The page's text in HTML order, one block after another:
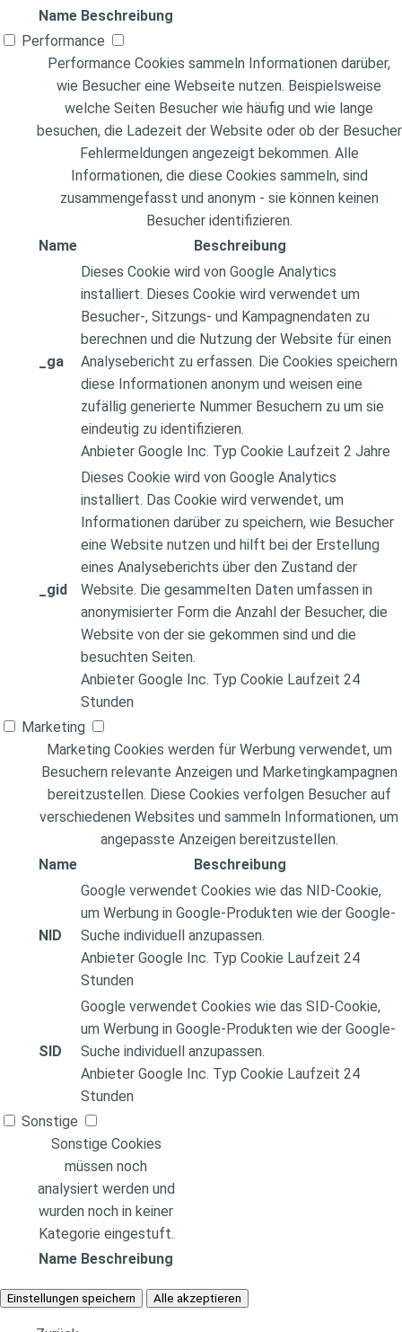
Name Beschreibung
Performance
Performance Cookies sammeln Informationen darüber,
wie Besucher eine Webseite nutzen. Beispielsweise
welche Seiten Besucher wie häufig und wie lange
besuchen, die Ladezeit der Website oder ob der Besucher
Fehlermeldungen angezeigt bekommen. Alle
Informationen, die diese Cookies sammeln, sind
zusammengefasst und anonym - sie können keinen
Besucher identifizieren.
Name
Beschreibung
_ga
Dieses Cookie wird von Google Analytics
installiert. Dieses Cookie wird verwendet um
Besucher-, Sitzungs- und Kampagnendaten zu
berechnen und die Nutzung der Website für einen
Analysebericht zu erfassen. Die Cookies speichern
diese Informationen anonym und weisen eine
zufällig generierte Nummer Besuchern zu um sie
eindeutig zu identifizieren.
Anbieter Google Inc. Typ Cookie Laufzeit 2 Jahre
_gid
Dieses Cookie wird von Google Analytics
installiert. Das Cookie wird verwendet, um
Informationen darüber zu speichern, wie Besucher
eine Website nutzen und hilft bei der Erstellung
eines Analyseberichts über den Zustand der
Website. Die gesammelten Daten umfassen in
anonymisierter Form die Anzahl der Besucher, die
Website von der sie gekommen sind und die
besuchten Seiten.
Anbieter Google Inc. Typ Cookie Laufzeit 24
Stunden
Marketing
Marketing Cookies werden für Werbung verwendet, um
Besuchern relevante Anzeigen und Marketingkampagnen
bereitzustellen. Diese Cookies verfolgen Besucher auf
verschiedenen Websites und sammeln Informationen, um
angepasste Anzeigen bereitzustellen.
Name
Beschreibung
NID
Google verwendet Cookies wie das NID-Cookie,
um Werbung in Google-Produkten wie der Google-
Suche individuell anzupassen.
Anbieter Google Inc. Typ Cookie Laufzeit 24
Stunden
SID
Google verwendet Cookies wie das SID-Cookie,
um Werbung in Google-Produkten wie der Google-
Suche individuell anzupassen.
Anbieter Google Inc. Typ Cookie Laufzeit 24
Stunden
Sonstige
Sonstige Cookies
müssen noch
analysiert werden und
wurden noch in keiner
Kategorie eingestuft.
Name Beschreibung
Einstellungen speichern Alle akzeptieren